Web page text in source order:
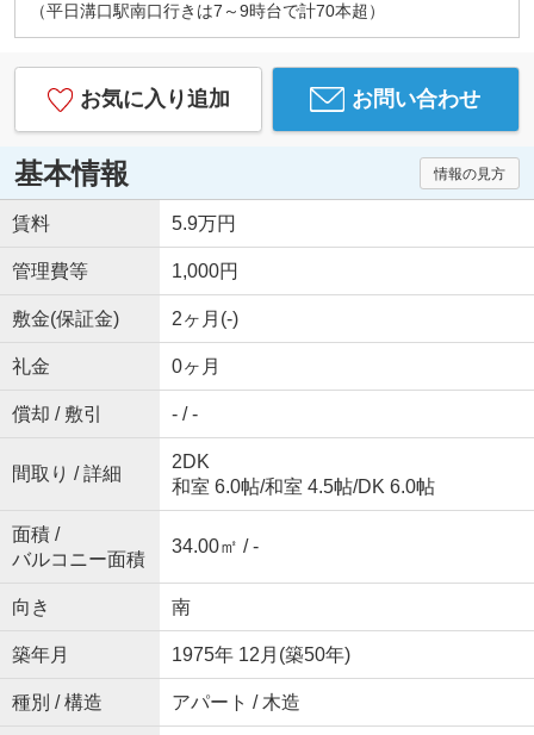
（平日溝口駅南口行きは7～9時台で計70本超）
お気に入り追加 お問い合わせ
基本情報 情報の見方
賃料 5.9万円
管理費等 1,000円
敷金(保証金) 2ヶ月(-)
礼金 0ヶ月
償却 / 敷引 - / -
間取り / 詳細
2DK
和室 6.0帖/和室 4.5帖/DK 6.0帖
面積 /
バルコニー面積
34.00㎡ / -
向き 南
築年月 1975年 12月(築50年)
種別 / 構造 アパート / 木造